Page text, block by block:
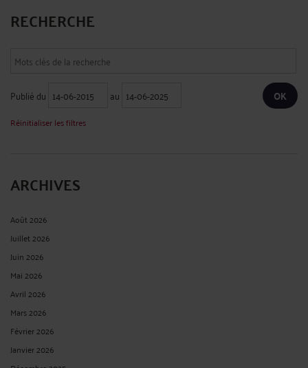
RECHERCHE
Publié du au
Réinitialiser les filtres
ARCHIVES
Août 2026
Juillet 2026
Juin 2026
Mai 2026
Avril 2026
Mars 2026
Février 2026
Janvier 2026